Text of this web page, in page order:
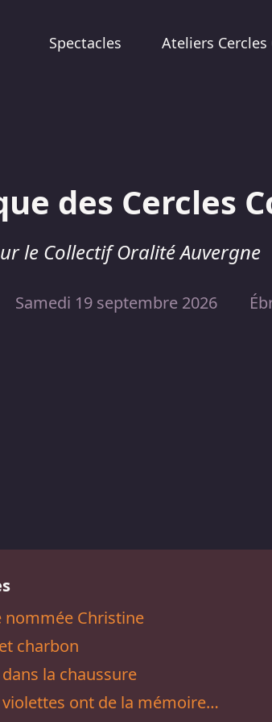
Spectacles Ateliers Cercles
des Cercles
le Collectif Oralité Auvergne
Samedi 19 septembre 2026
nommée Christine
charbon
la chaussure
violettes ont de la mémoire…